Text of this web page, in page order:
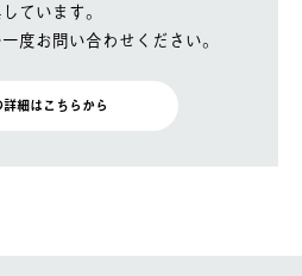
ています。
度お問い合わせください。
細はこちらから